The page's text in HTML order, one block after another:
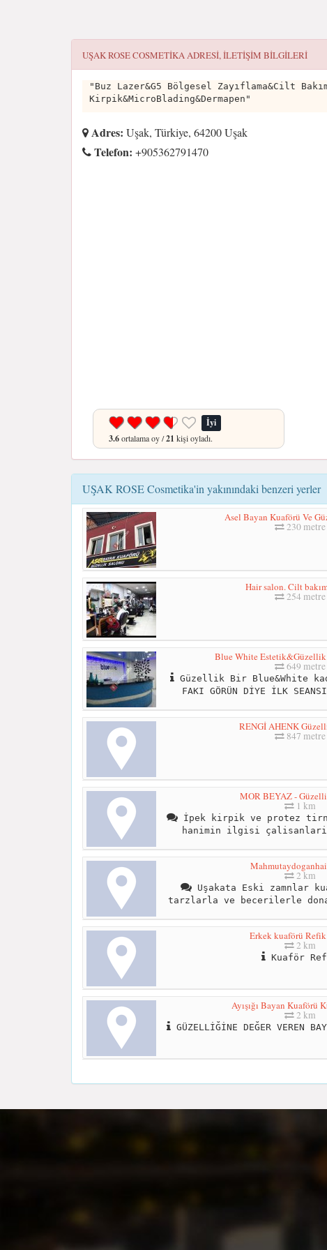
UŞAK ROSE COSMETIKAADRESI, ILETIŞIM BILGILERI
"Buz Lazer&G5 Bölgesel Zayıflama&Cilt
Kirpik&MicroBlading&Dermapen"
Adres: Uşak, Türkiye, 64200 Uşak
Telefon: +905362791470
İyi
3.6ortalama oy /21 kişi oyladı.
UŞAK ROSE Cosmetika'in yakınındaki benzeri yerler
Asel Bayan Kuaförü Ve
230 metre
Hair salon. Cilt
254 metre
Blue White
649 metre
Güzellik Bir Blue&White
FAKI GÖRÜN DİYE İLK
RENGİ AHENK
847 metre
MOR BEYAZ -
1 km
İpek kirpik ve protez
hanimin ilgisi
2 km
Uşakata Eski zamnlar
tarzlarla ve becerilerle
Erkek kuaförü
2 km
Kuaför
Ayışığı Bayan Kuaförü
2 km
GÜZELLİĞİNE DEĞER VEREN